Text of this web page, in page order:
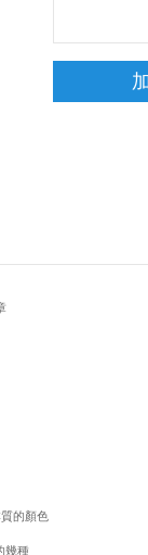
的顏色
幾種